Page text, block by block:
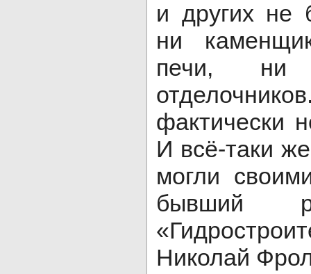
и других не
ни
печи, ни
фактически
И всё-таки
могли
бывший
Николай